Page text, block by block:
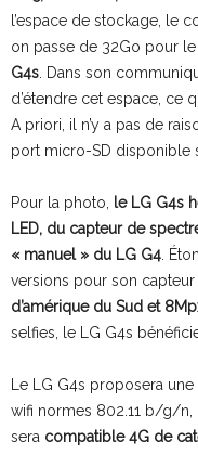
l’espace de stockage, le
on passe de 32Go pour
G4s . Dans son
d’étendre cet espace, ce
A priori, il n’y a pas de
port micro-SD disponible
Pour la photo,
le LG G4s
LED, du capteur de
« manuel » du LG G4 .
versions pour son capteur
d’amérique du Sud et
selfies, le LG G4s
Le LG G4s proposera
wifi normes 802.11 b/g/n,
sera compatible 4G de